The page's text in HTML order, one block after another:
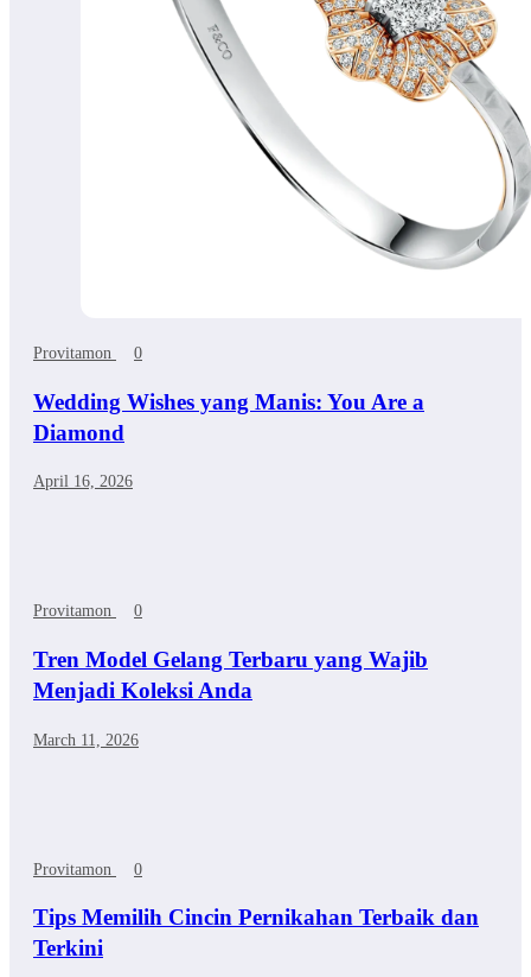
Provitamon 0
Wedding Wishes yang Manis: You Are a
Diamond
April 16, 2026
Provitamon 0
Tren Model Gelang Terbaru yang Wajib
Menjadi Koleksi Anda
March 11, 2026
Provitamon 0
Tips Memilih Cincin Pernikahan Terbaik dan
Terkini